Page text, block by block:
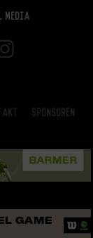
Media
Sponsoren